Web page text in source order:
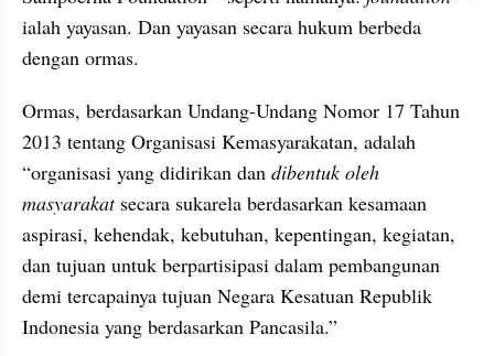
ialah yayasan. Dan yayasan secara hukum berbeda
dengan ormas.
Ormas, berdasarkan Undang-Undang Nomor 17 Tahun
2013 tentang Organisasi Kemasyarakatan, adalah
“organisasi yang didirikan dan dibentuk oleh
masyarakat secara sukarela berdasarkan kesamaan
aspirasi, kehendak, kebutuhan, kepentingan, kegiatan,
dan tujuan untuk berpartisipasi dalam pembangunan
demi tercapainya tujuan Negara Kesatuan Republik
Indonesia yang berdasarkan Pancasila.”